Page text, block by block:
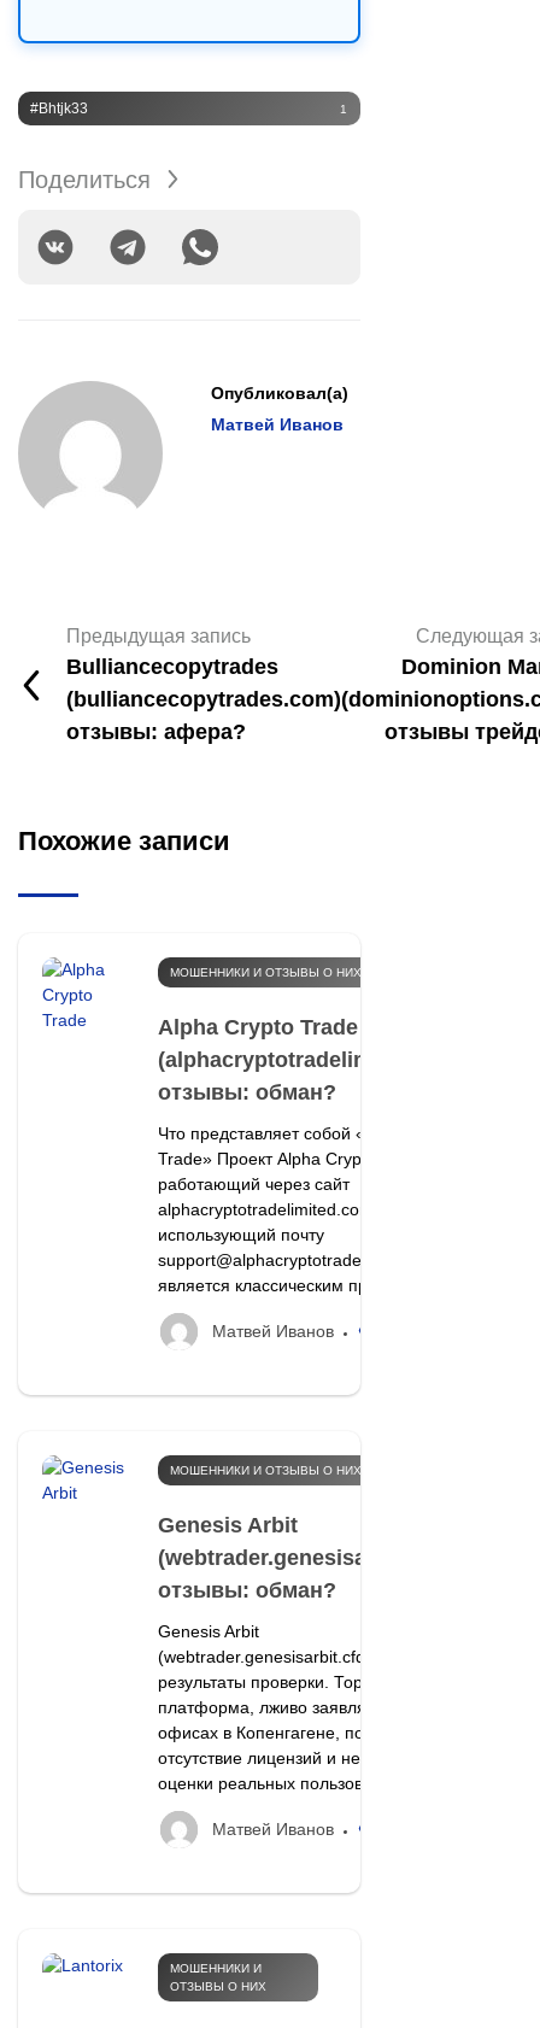
#Bhtjk33 1
Поделиться
Опубликовал(а)
Матвей Иванов
Предыдущая запись
Bulliancecopytrades
(bulliancecopytrades.com)
отзывы: афера?
Следующая
Dominion
отзывы
Похожие записи
МОШЕННИКИ И ОТЗЫВЫ О НИХ
Alpha Crypto Trade
(alphacryptotradelimited.com)
отзывы: обман?
Что представляет собой «Alpha Crypto
Trade» Проект Alpha Crypto Trade,
работающий через сайт
alphacryptotradelimited.com и
использующий почту
support@alphacryptotrade.com,
является классическим примером...
Матвей Иванов
МОШЕННИКИ И ОТЗЫВЫ О НИХ
Genesis Arbit
(webtrader.genesisarbit.cfd)
отзывы: обман?
Genesis Arbit
(webtrader.genesisarbit.cfd) отзывы и
результаты проверки. Торговая
платформа, лживо заявляющая об
офисах в Копенгагене, полное
отсутствие лицензий и негативные
оценки реальных пользователей.
Матвей Иванов
МОШЕННИКИ И
ОТЗЫВЫ О НИХ